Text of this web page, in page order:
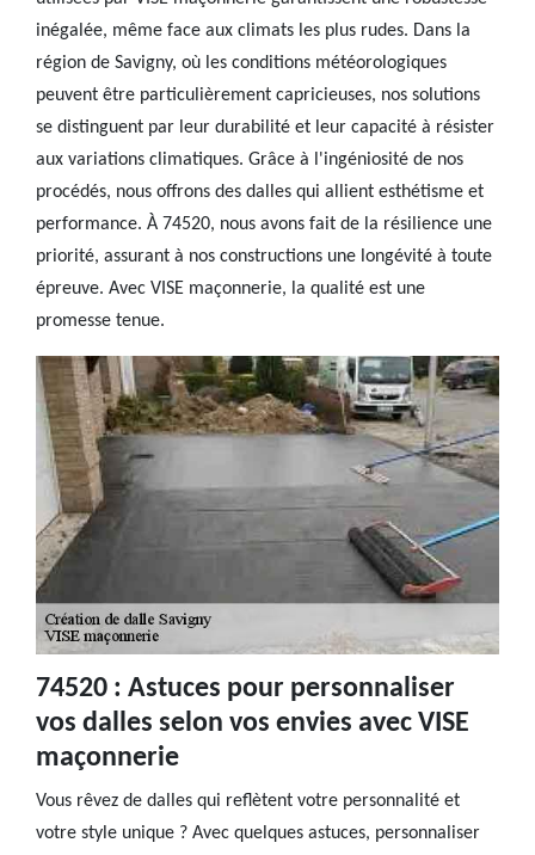
inégalée, même face aux climats les plus rudes. Dans la
région de Savigny, où les conditions météorologiques
peuvent être particulièrement capricieuses, nos solutions
se distinguent par leur durabilité et leur capacité à résister
aux variations climatiques. Grâce à l'ingéniosité de nos
procédés, nous offrons des dalles qui allient esthétisme et
performance. À 74520, nous avons fait de la résilience une
priorité, assurant à nos constructions une longévité à toute
épreuve. Avec VISE maçonnerie, la qualité est une
promesse tenue.
74520 : Astuces pour personnaliser
vos dalles selon vos envies avec VISE
maçonnerie
Vous rêvez de dalles qui reflètent votre personnalité et
votre style unique ? Avec quelques astuces, personnaliser